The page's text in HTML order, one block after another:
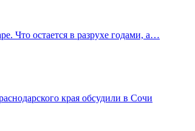
Что остается в разрухе годами, а…
края обсудили в Сочи